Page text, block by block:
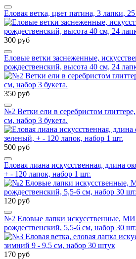
Еловая ветка, цвет патина, 3 лапки,
300 руб
Еловые ветки заснеженные,
рождественский, высота 40 см, 24
350 руб
№2 Ветки ели в серебристом
см, набор 3 букета.
500 руб
Еловая лиана искусственная, длина
+ - 120 лапок, набор 1 шт.
120 руб
№2 Еловые лапки искусственные,
рождественский, 5,5-6 см, набор 30 шт.
170 руб